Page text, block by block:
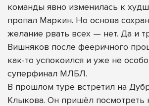
команды явно изменилась к
пропал Маркин. Но основа
желание рвать всех — нет. Да и
Вишняков после фееричного
как-то успокоился и уже не
суперфинал МЛБЛ.
В прошлом туре встретил на
Клыкова. Он пришёл посмотреть